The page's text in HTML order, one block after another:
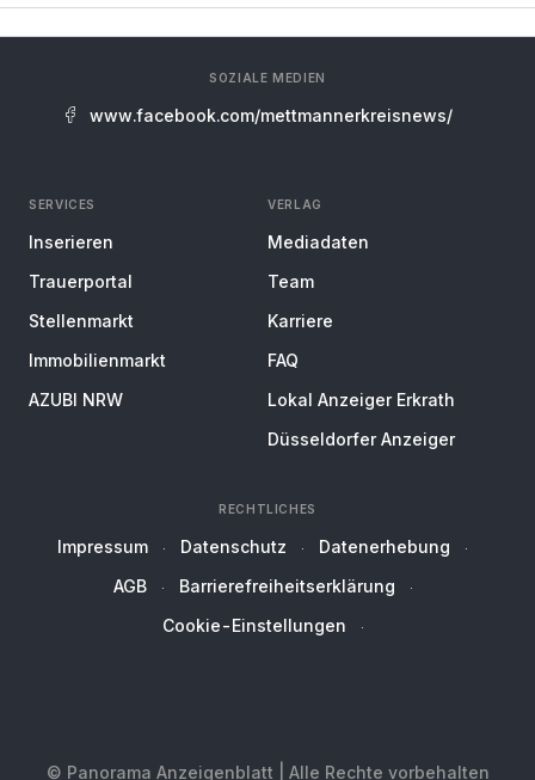
SOZIALE MEDIEN
www.facebook.com/mettmannerkreisnews/
SERVICES
Inserieren
Trauerportal
Stellenmarkt
Immobilienmarkt
AZUBI NRW
VERLAG
Mediadaten
Team
Karriere
FAQ
Lokal Anzeiger Erkrath
Düsseldorfer Anzeiger
RECHTLICHES
Impressum Datenschutz
Datenerhebung
AGB
Barrierefreiheitserklärung
Cookie-Einstellungen
© Panorama Anzeigenblatt | Alle Rechte vorbehalten